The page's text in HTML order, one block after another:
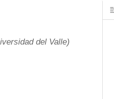
del Valle)